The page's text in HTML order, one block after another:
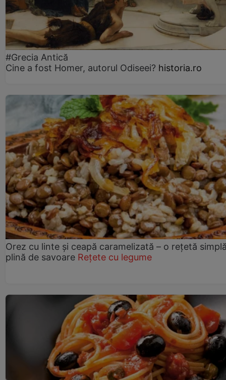
#Grecia Antică
Cine a fost Homer, autorul Odiseei? historia.ro
Orez cu linte și ceapă caramelizată – o rețetă
plină de savoare Rețete cu legume